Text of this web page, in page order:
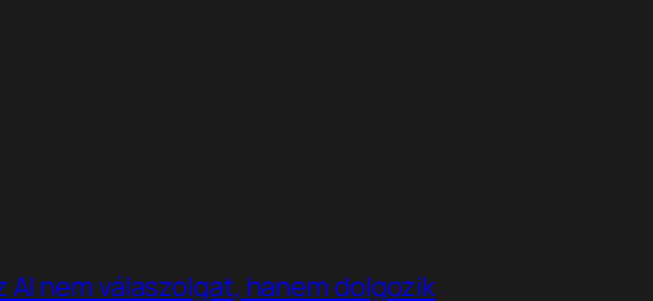
AI nem válaszolgat, hanem dolgozik